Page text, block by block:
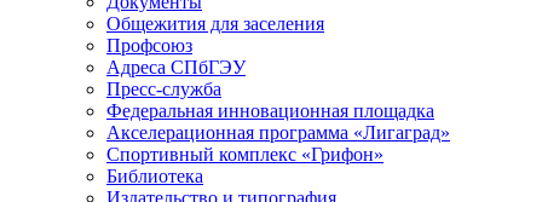
Общежития для заселения
Профсоюз
Адреса СПбГЭУ
Пресс-служба
Федеральная инновационная площадка
Акселерационная программа «Лигаград»­­
Спортивный комплекс «Грифон»
Библиотека
Издательство и типография